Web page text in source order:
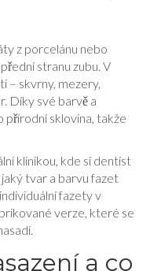
z porcelánu nebo
stranu zubu. V
– skvrny, mezery,
Díky své barvě a
přírodní sklovina, takže
klinikou, kde si dentist
tvar a barvu fazet
fazety v
verze, které se
a co